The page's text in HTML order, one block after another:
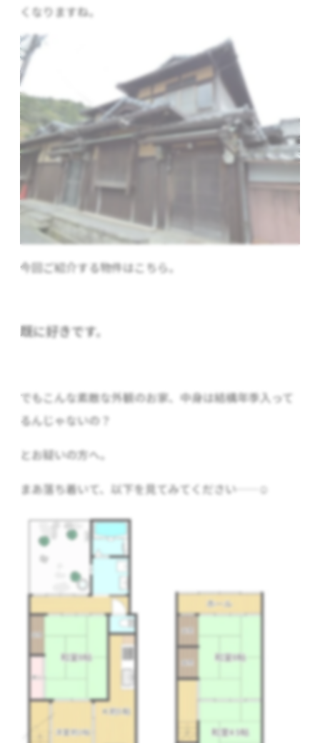
くなりますね。
今回ご紹介する物件はこちら。
既に好きです。
でもこんな素敵な外観のお家、中身は結構年季入って
るんじゃないの？
とお疑いの方へ。
まあ落ち着いて、以下を見てみてください……☺